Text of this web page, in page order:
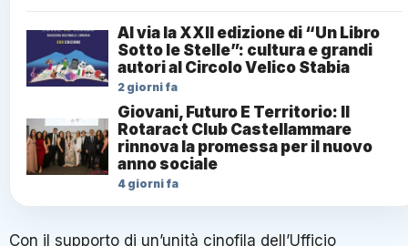
Al via la XXII edizione di “Un Libro
Sotto le Stelle”: cultura e grandi
autori al Circolo Velico Stabia
2 giorni fa
Giovani, Futuro E Territorio: Il
Rotaract Club Castellammare
rinnova la promessa per il nuovo
anno sociale
4 giorni fa
Con il supporto di un’unità cinofila dell’Ufficio